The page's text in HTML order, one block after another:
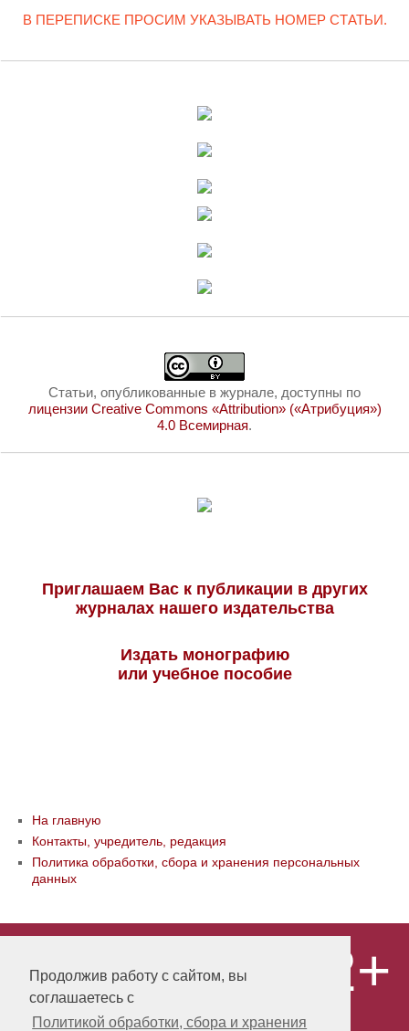
Продолжив работу с сайтом, вы
соглашаетесь с
Политикой обработки, сбора и хранения
В ПЕРЕПИСКЕ ПРОСИМ УКАЗЫВАТЬ НОМЕР СТАТЬИ.
Статьи, опубликованные в журнале, доступны по
лицензии Creative Commons «Attribution» («Атрибуция»)
4.0 Всемирная.
Приглашаем Вас к публикации в других
журналах нашего издательства
Издать монографию
или учебное пособие
На главную
Контакты, учредитель, редакция
Политика обработки, сбора и хранения персональных
данных
«Publishing company «World of science»,
LLC Материалы, размещенные на сайте,
охраняются Законом о защите авторских
прав. Публикация любых материалов
12+